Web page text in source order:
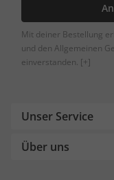
Mit deiner Bestellung
und den Allgemeinen
einverstanden. [+]
Unser Service
Über uns